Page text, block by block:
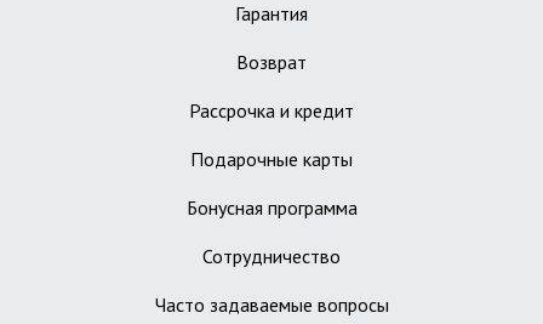
Гарантия
Возврат
Рассрочка и кредит
Подарочные карты
Бонусная программа
Сотрудничество
Часто задаваемые вопросы